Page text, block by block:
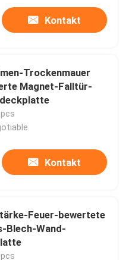
Kontakt
Trockenmauer
Magnet-Falltür-
Kontakt
Feuer-bewertete
Blech-Wand-